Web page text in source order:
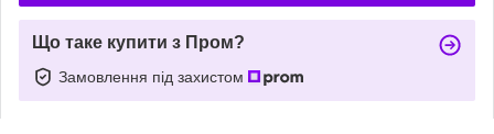
Що таке купити з Пром?
Замовлення під захистом